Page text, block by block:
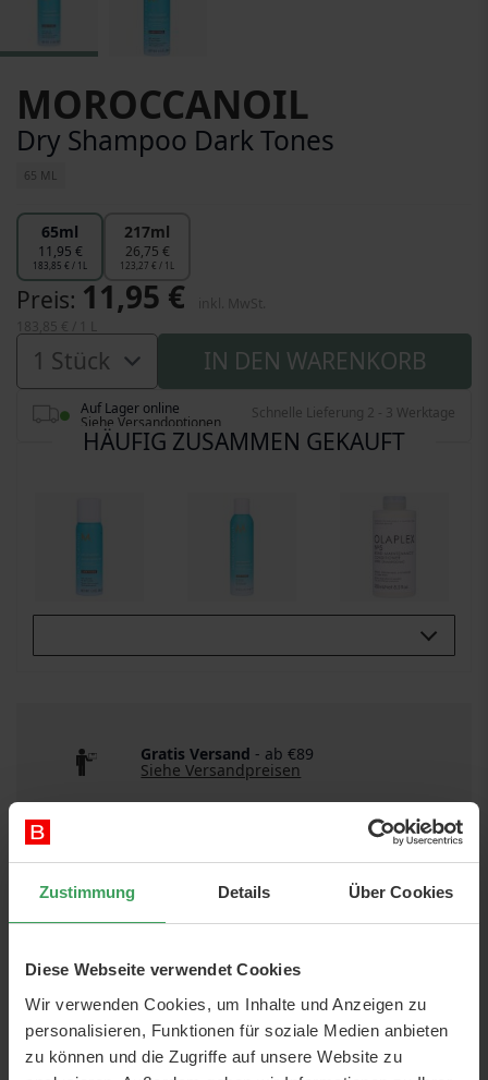
Zustimmung Details Über Cookies
Diese Webseite verwendet Cookies
Wir verwenden Cookies, um Inhalte und Anzeigen zu
personalisieren, Funktionen für soziale Medien anbieten
zu können und die Zugriffe auf unsere Website zu
DETAILS
MOROCCANOIL
Dry Shampoo Dark Tones
65 ML
65ml
11,95 €
183,85 € / 1L
217ml
26,75 €
123,27 € / 1L
Preis 11,95 €
IN DEN WARENKORB
Auf Lager online
Siehe Versandoptionen
Schnelle Lieferung 2 - 3 Werktage
HÄUFIG ZUSAMMEN GEKAUFT
Gratis Versand - ab €89
Siehe Versandpreisen